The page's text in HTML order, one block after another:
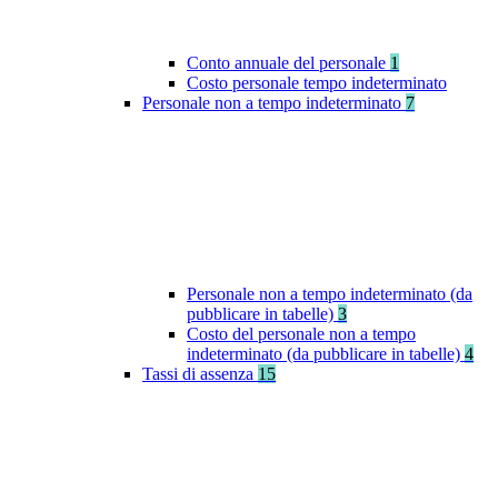
Conto annuale del personale 1
Costo personale tempo indeterminato
Personale non a tempo indeterminato 7
Personale non a tempo indeterminato (da
pubblicare in tabelle) 3
Costo del personale non a tempo
indeterminato (da pubblicare in tabelle) 4
Tassi di assenza 15